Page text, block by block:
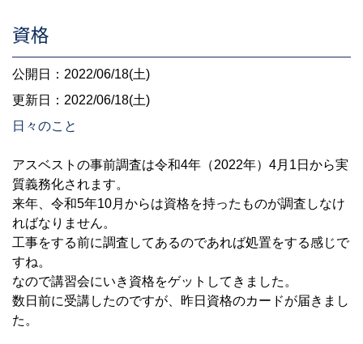
資格
公開日：2022/06/18(土)
更新日：2022/06/18(土)
日々のこと
アスベストの事前調査は令和4年（2022年）4月1日から実
質義務化されます。
来年、令和5年10月からは資格を持ったものが調査しなけ
ればなりません。
工事をする前に調査してあるのであれば処置をする感じで
すね。
なので講習会にいき資格をゲットしてきました。
数日前に受講したのですが、昨日資格のカードが届きまし
た。